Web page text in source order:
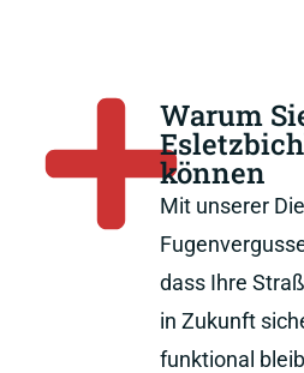
Warum
können
Mit unserer
dass Ihre
in Zukunft
funktional